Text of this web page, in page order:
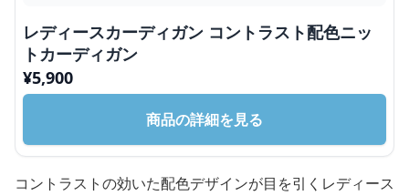
レディースカーディガン コントラスト配色ニッ
トカーディガン
¥5,900
商品の詳細を見る
コントラストの効いた配色デザインが目を引くレディース